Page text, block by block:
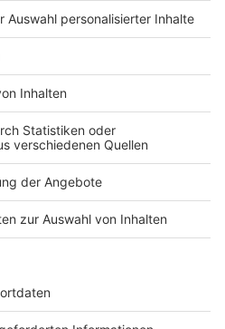
die Linienführungen im
verändert. Die
Kinodrom, Rathaus,
und Musikschule
Stadt- und Taxibuslinien
Die Sperrung des Bustreffs
Uhr bis ca. 16.45 Uhr,
gilt auch für die
R51, R52, 64 und den
sind bei den jeweiligen
gilt
Tarifangebot. Weitere
persönlich